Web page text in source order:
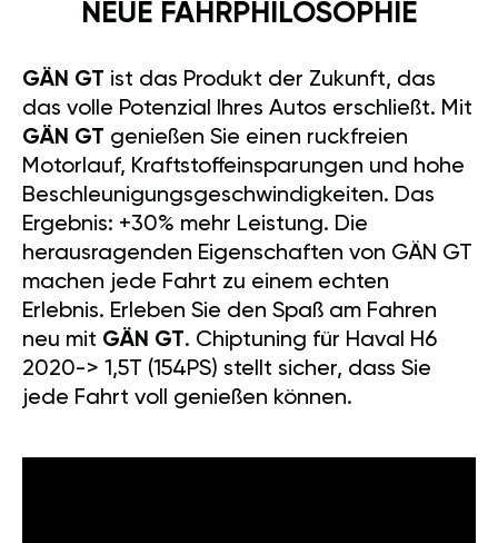
NEUE FAHRPHILOSOPHIE
GÄN GT ist das Produkt der Zukunft, das
das volle Potenzial Ihres Autos erschließt. Mit
GÄN GT genießen Sie einen ruckfreien
Motorlauf, Kraftstoffeinsparungen und hohe
Beschleunigungsgeschwindigkeiten. Das
Ergebnis: +30% mehr Leistung. Die
herausragenden Eigenschaften von GÄN GT
machen jede Fahrt zu einem echten
Erlebnis. Erleben Sie den Spaß am Fahren
neu mit GÄN GT. Chiptuning für Haval H6
2020-> 1,5T (154PS) stellt sicher, dass Sie
jede Fahrt voll genießen können.